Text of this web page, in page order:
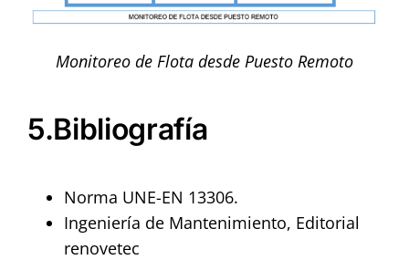
Monitoreo de Flota desde Puesto Remoto
5.Bibliografía
Norma UNE-EN 13306.
Ingeniería de Mantenimiento, Editorial
renovetec